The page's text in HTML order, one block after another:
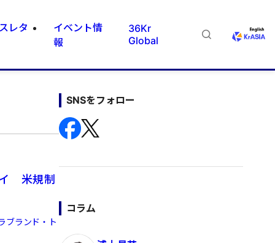
レタ
イベント情
報
36Kr
Global
米規制
ブランド・ト
SNSをフォロー
コラム